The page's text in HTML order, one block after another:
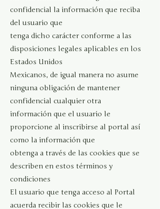
confidencial la información que reciba
del usuario que
tenga dicho carácter conforme a las
disposiciones legales aplicables en los
Estados Unidos
Mexicanos, de igual manera no asume
ninguna obligación de mantener
confidencial cualquier otra
información que el usuario le
proporcione al inscribirse al portal así
como la información que
obtenga a través de las cookies que se
describen en estos términos y
condiciones
El usuario que tenga acceso al Portal
acuerda recibir las cookies que le